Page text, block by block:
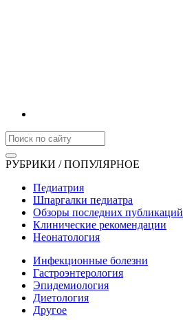
РУБРИКИ / ПОПУЛЯРНОЕ
Педиатрия
Шпаргалки педиатра
Обзоры последних публикаций
Клинические рекомендации
Неонатология
Инфекционные болезни
Гастроэнтерология
Эпидемиология
Диетология
Другое